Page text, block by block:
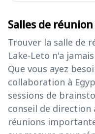
Salles de
Trouver la salle de
Lake-Leto n'a
Que vous ayez
collaboration à
sessions de
conseil de direction
réunions